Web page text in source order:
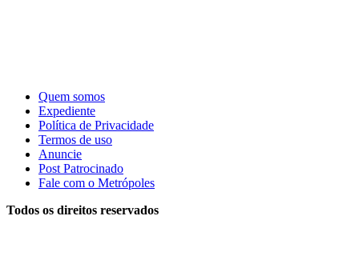
Quem somos
Expediente
Política de Privacidade
Termos de uso
Anuncie
Post Patrocinado
Fale com o Metrópoles
Todos os direitos reservados